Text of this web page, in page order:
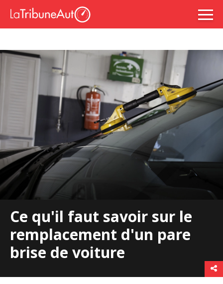
Ce qu'il faut savoir sur le
remplacement d'un pare
brise de voiture